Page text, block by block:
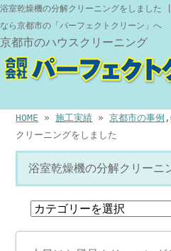
浴室乾燥機の分解クリーニングをしました
なら京都市の「パーフェクトクリーン」へ
京都市のハウスクリーニング
HOME »施工実績 »京都市の事例 ,
クリーニングをしました
浴室乾燥機の分解クリーニ